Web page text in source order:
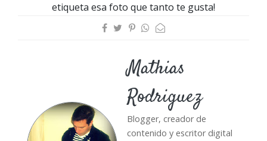
etiqueta esa foto que tanto te gusta!
Mathias
Rodriguez
Blogger, creador de
contenido y escritor digital